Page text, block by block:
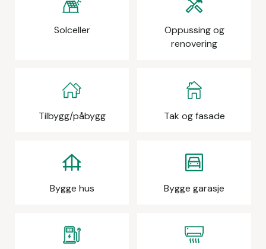
Solceller
Oppussing og
renovering
Tilbygg/påbygg Tak og fasade
Bygge hus Bygge garasje